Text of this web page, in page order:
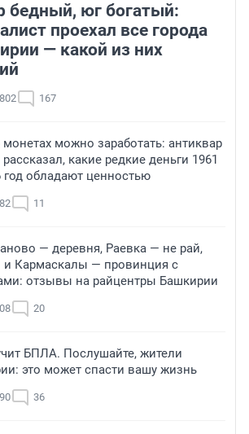
бедный, юг богатый:
проехал все города
— какой из них
167
монетах можно заработать: антиквар
какие редкие деньги 1961
год обладают ценностью
11
— деревня, Раевка — не рай,
Кармаскалы — провинция с
отзывы на райцентры Башкирии
20
БПЛА. Послушайте, жители
это может спасти вашу жизнь
36